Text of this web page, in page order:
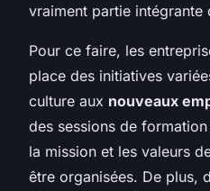
vraiment partie intégrante
Pour ce faire, les
place des initiatives
culture aux nouveaux
des sessions de
la mission et les valeurs
être organisées. De plus,